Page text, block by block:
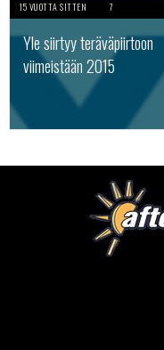
15 VUOTTA SITTEN 7
Yle siirtyy teräväpiirtoon
viimeistään 2015